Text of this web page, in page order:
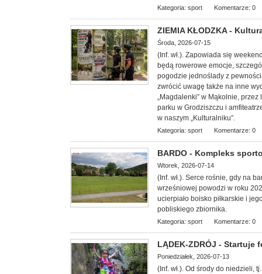
Kategoria: sport Komentarze: 0
ZIEMIA KŁODZKA -
Środa, 2026-07-15
(Inf. wł.). Zapowiada się
będą rowerowe emocje,
pogodzie jednoślady z
zwrócić uwagę także na inne
„Magdalenki” w Mąkolnie,
parku w Grodziszczu i
w naszym „Kulturalniku”.
Kategoria: sport Komentarze: 0
BARDO - Kompleks
Wtorek, 2026-07-14
(Inf. wł.). Serce rośnie, gdy na
wrześniowej powodzi w roku
ucierpiało boisko piłkarskie i
pobliskiego zbiornika.
Kategoria: sport Komentarze: 0
LĄDEK-ZDRÓJ - Startuje
Poniedziałek, 2026-07-13
(Inf. wł.). Od środy do niedzieli,